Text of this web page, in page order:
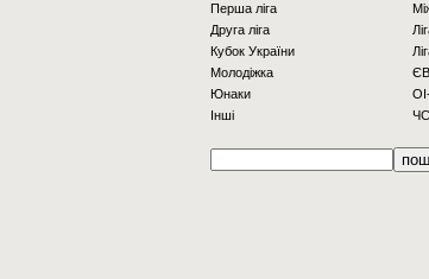
Перша ліга
Друга ліга
Кубок України
Молодіжка
Юнаки
Інші